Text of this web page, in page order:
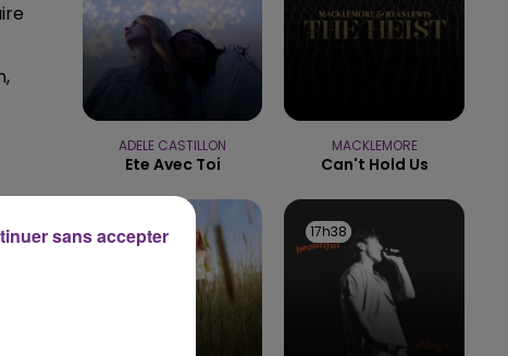
11h00 - 16h00
LE WEEK-END CHAMPAGNE FM
ADELE CASTILLON
Ete Avec Toi
MACKLEMORE
Can't Hold Us
17h41
17h41 17h38
17h38
sans accepter